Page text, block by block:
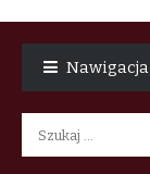
Nawigacja
Szukaj: